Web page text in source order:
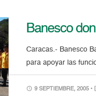
Banesco
Caracas.- Banesco
para apoyar las
9 SEPTIEMBRE, 2005 •